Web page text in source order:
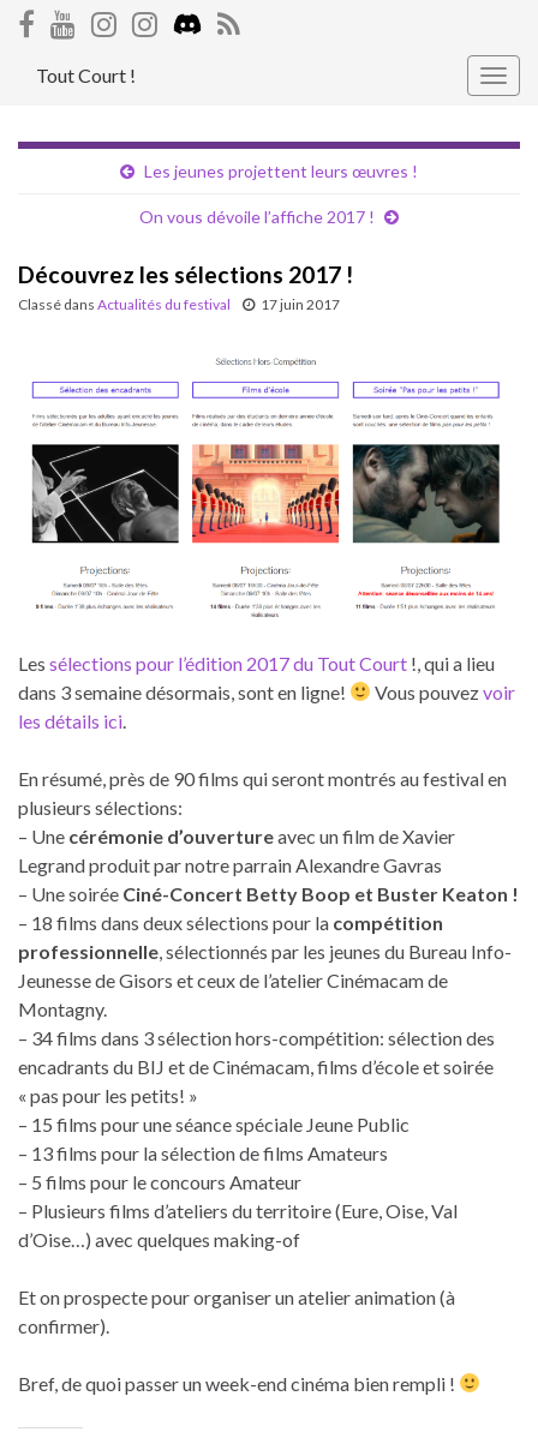
Tout Court !
Les jeunes projettent leurs œuvres !
On vous dévoile l’affiche 2017 !
Découvrez les sélections 2017 !
Classé dans Actualités du festival 17 juin 2017
Les sélections pour l’édition 2017 du Tout Court !, qui a lieu
dans 3 semaine désormais, sont en ligne!
Vous pouvezvoir
les détails ici
En résumé, près de 90 films qui seront montrés au festival en
plusieurs sélections:
– Une cérémonie d’ouvertureavec un film de Xavier
Legrand produit par notre parrain Alexandre Gavras
– Une soirée Ciné-Concert Betty Boop et Buster Keaton !
– 18 films dans deux sélections pour la compétition
professionnelle , sélectionnés par les jeunes du Bureau Info-
Jeunesse de Gisors et ceux de l’atelier Cinémacam de
Montagny.
– 34 films dans 3 sélection hors-compétition: sélection des
encadrants du BIJ et de Cinémacam, films d’école et soirée
« pas pour les petits! »
– 15 films pour une séance spéciale Jeune Public
– 13 films pour la sélection de films Amateurs
– 5 films pour le concours Amateur
– Plusieurs films d’ateliers du territoire (Eure, Oise, Val
d’Oise…) avec quelques making-of
Et on prospecte pour organiser un atelier animation (à
confirmer).
Bref, de quoi passer un week-end cinéma bien rempli !